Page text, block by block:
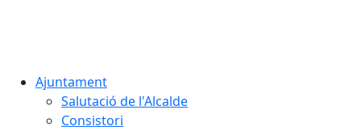
Ajuntament
Salutació de l'Alcalde
Consistori